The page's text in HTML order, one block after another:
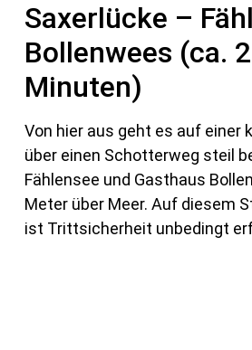
Saxerlücke –
Bollenwees (ca.
Minuten)
Von hier aus geht es auf einer
über einen Schotterweg steil
Fählensee und Gasthaus
Meter über Meer. Auf diesem
ist Trittsicherheit unbedingt